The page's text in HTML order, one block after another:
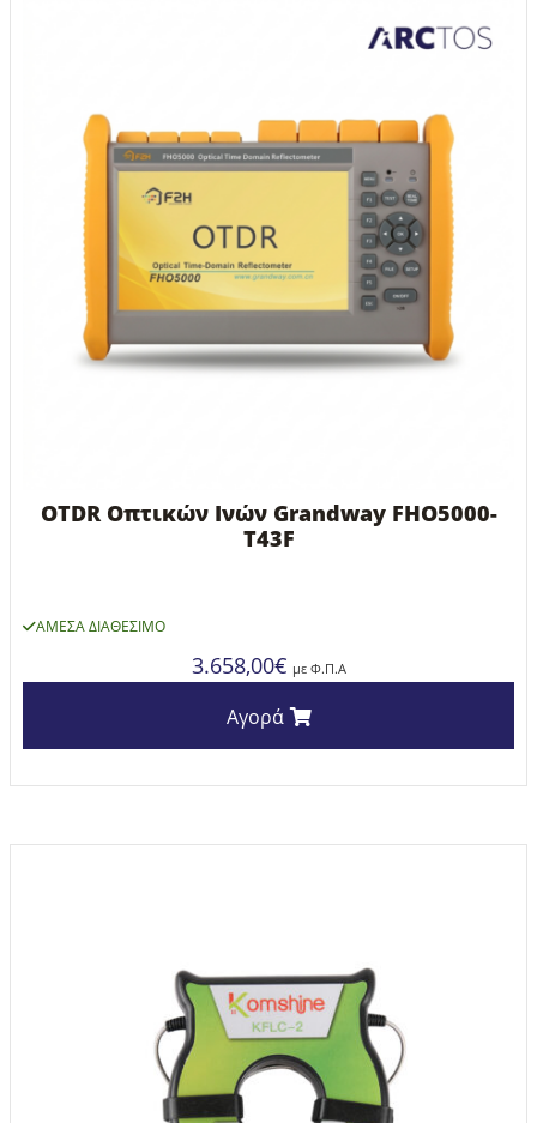
OTDR Οπτικών Ινών Grandway FHO5000-
T43F
ΆΜΕΣΑ ΔΙΑΘΈΣΙΜΟ
3.658,00€ με Φ.Π.Α
Αγορά